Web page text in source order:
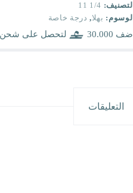
التصنيف: 1/4 11
الوسوم: بهلا, درجة خاصة
أضف 30.000 لتحصل على شحن
التعليقات